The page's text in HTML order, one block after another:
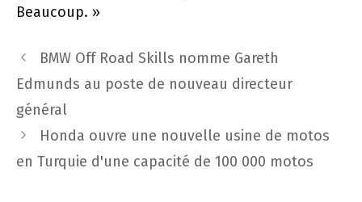
Beaucoup. »
Navigation
des
articles
BMW Off Road Skills nomme Gareth
Edmunds au poste de nouveau directeur
général
Honda ouvre une nouvelle usine de motos
en Turquie d'une capacité de 100 000 motos